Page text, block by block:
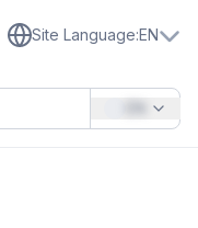
Site Language:EN